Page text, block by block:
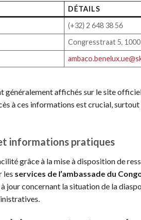
DÉTAILS
(+32) 2 648 38 56
Congresstraat 5,
généralement affichés sur le site
à ces informations est crucial,
informations pratiques
grâce à la mise à disposition de
les services de l’ambassade du
à jour concernant la situation de la